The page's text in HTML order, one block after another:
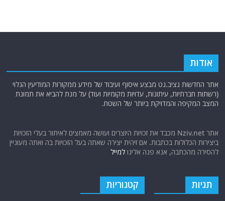
אודות
אתר החדשות נציב.נט מבצע איסוף ועיבוד של מידע ממקורות המודיעין הגלוי
(רשתות חברתיות, עיתונות, עדויות מקומיות ועוד) על מנת להביא את תמונת
המצב המקיפה והמדויקת ביותר של השטח.
אתר Nziv.net מכבד את זכויות היוצרים ועושה מאמצים לאיתור בעלי הזכויות
ביצירות הכלולות בכתבות. אם זיהית יצירה שאתה בעל הזכויות בה ואתה מעוניין
להסירה מהכתבה, אנא פנה אלינולמייל
תגיות קטגוריות